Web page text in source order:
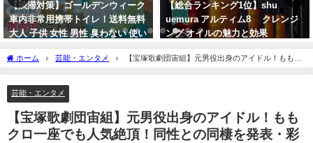
【総合ランキング1位】shu
uemura アルティム8∞ クレンジ
ング オイルの魅力と効果
【なにわ男子】大西流星のキスシ
ーンを堪能下さい♪
2023年9月28日
ホーム 芸能・エンタメ
【宝塚歌劇団宙組】元男役出身のアイドル！ももク
ロ一座でも人気絶頂！同性との同棲を発表・彩羽真矢
芸能・エンタメ
【宝塚歌劇団宙組】元男役出身のアイドル！もも
クロ一座でも人気絶頂！同性との同棲を発表・彩